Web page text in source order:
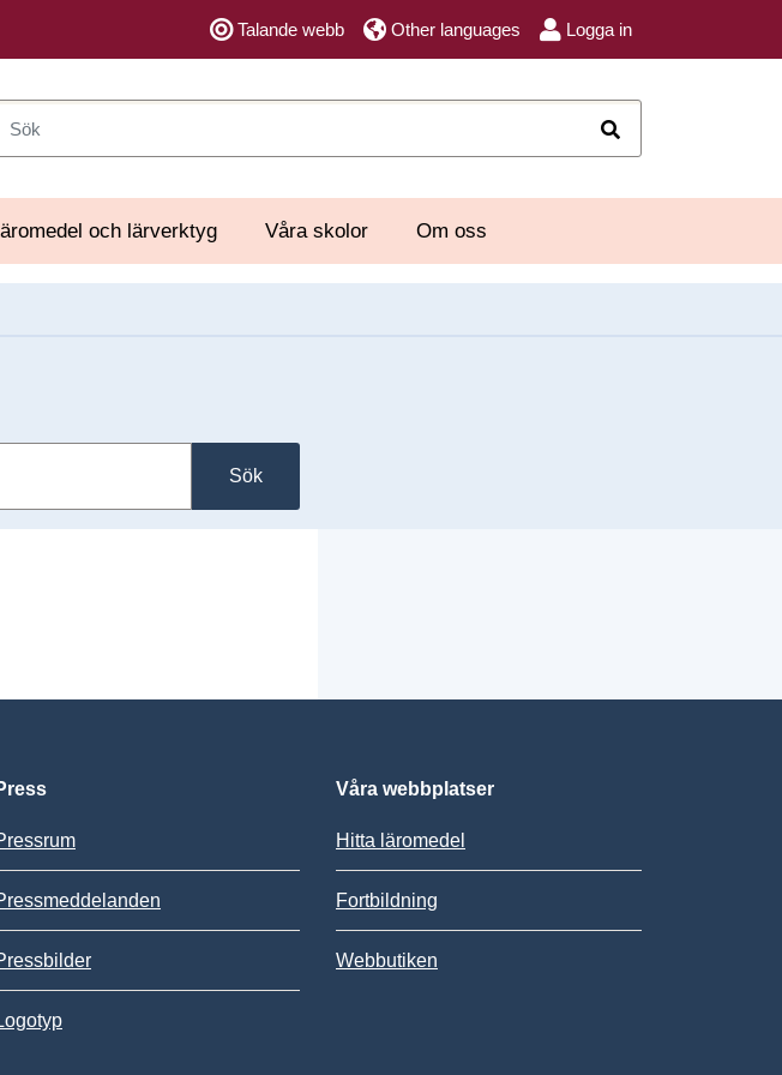
Talande webb Other languages Logga in
och lärverktyg Våra skolor Om oss
Sök
Våra webbplatser
Hitta läromedel
Fortbildning
Webbutiken